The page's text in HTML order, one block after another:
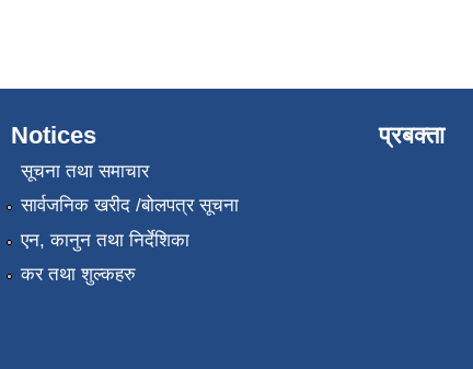
Notices
सूचना तथा समाचार
सार्वजनिक खरीद /बोलपत्र सूचना
एन, कानुन तथा निर्देशिका
कर तथा शुल्कहरु
प्रबक्ता